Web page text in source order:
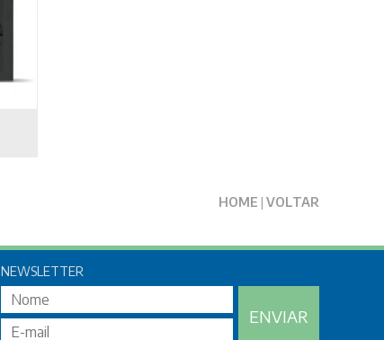
HOME | VOLTAR
NEWSLETTER